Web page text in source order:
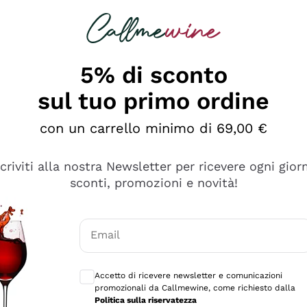
diversi e con un ampio range di prezzo. Le
5% di sconto
sul tuo primo ordine
con un carrello minimo di 69,00 €
alla nostra Newsletter per ricevere ogni
sconti, promozioni e novità!
Email
Accetto di ricevere newsletter e comunicazioni
promozionali da Callmewine, come richiesto dalla
Politica sulla riservatezza